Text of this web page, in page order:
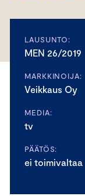
LAUSUNTO:
MEN 26/2019
MARKKINOIJA:
Veikkaus Oy
MEDIA:
tv
PÄÄTÖS:
ei toimivaltaa